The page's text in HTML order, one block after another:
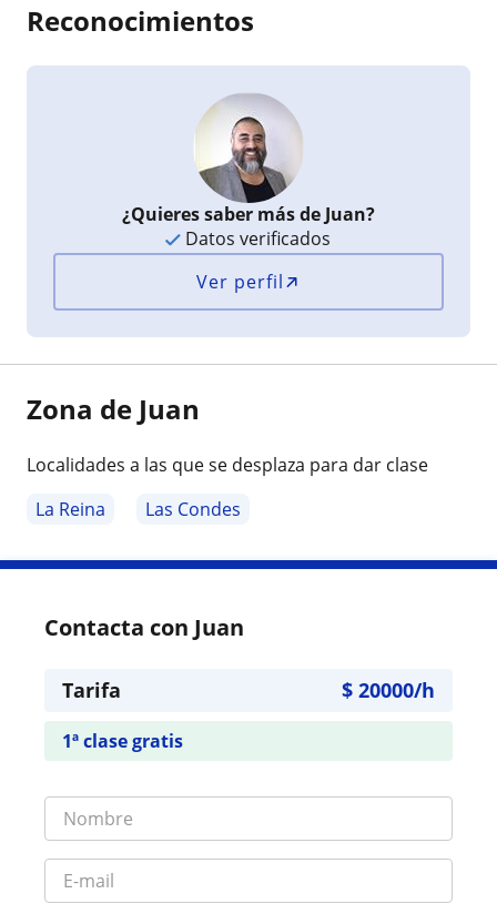
Reconocimientos
¿Quieres saber más de Juan?
Datos verificados
Ver perfil
Zona de Juan
Localidades a las que se desplaza para dar clase
La Reina
Las Condes
Contacta con Juan
Tarifa $ 20000/h
1ª clase gratis